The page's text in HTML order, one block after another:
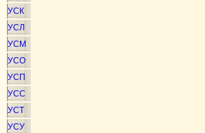
УСК
УСЛ
УСМ
УСО
УСП
УСС
УСТ
УСУ